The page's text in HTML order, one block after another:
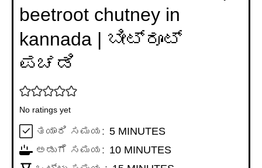
beetroot chutney in
kannada | ಬೀಟ್ರೂಟ್
ಪಚಡಿ
No ratings yet
ತಯಾರಿ ಸಮಯ: 5MINUTES
MINUTES
ಅಡುಗೆ ಸಮಯ: 10MINUTES
MINUTES